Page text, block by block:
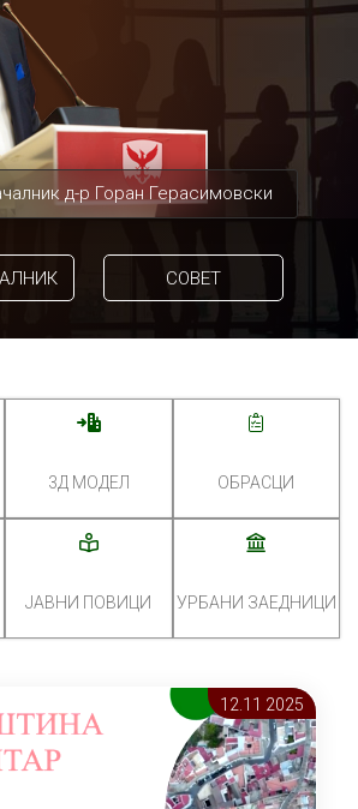
д-р Горан Герасимовски
СОВЕТ
3Д МОДЕЛ ОБРАСЦИ
ЈАВНИ ПОВИЦИ УРБАНИ ЗАЕДНИЦИ
12.11 2025